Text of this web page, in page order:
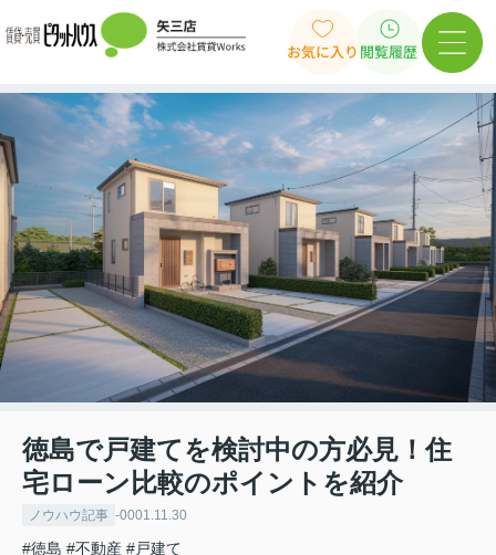
お気に入り 閲覧履歴
徳島で戸建てを検討中の方必見！住
宅ローン比較のポイントを紹介
ノウハウ記事 -0001.11.30
#徳島 #不動産 #戸建て